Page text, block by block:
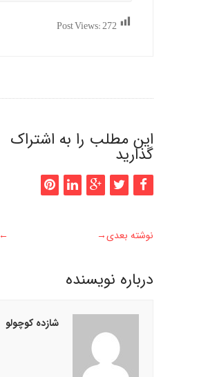
Post Views:272
این مطلب را به اشتراک
گذارید
← نوشته بعدی→
درباره نويسنده
شازده کوچولو